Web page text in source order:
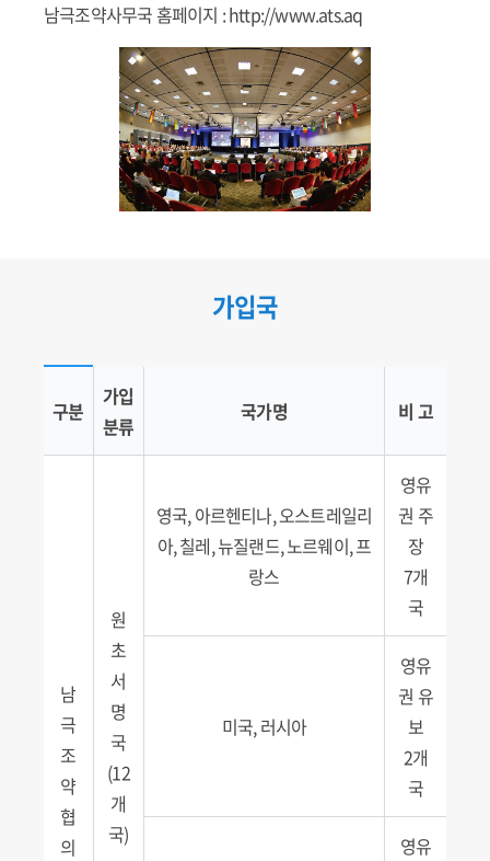
남극조약사무국 홈페이지 :http://www.ats.aq
가입국
가입국 현황
구분
가입
분류
국가명 비 고
남
극
조
약
협
의
원
초
서
명
국
(12
개
국)
영국, 아르헨티나, 오스트레일리
아, 칠레, 뉴질랜드, 노르웨이, 프
랑스
영유
권 주
장
7개
국
미국, 러시아
영유
권 유
보
2개
국
영유